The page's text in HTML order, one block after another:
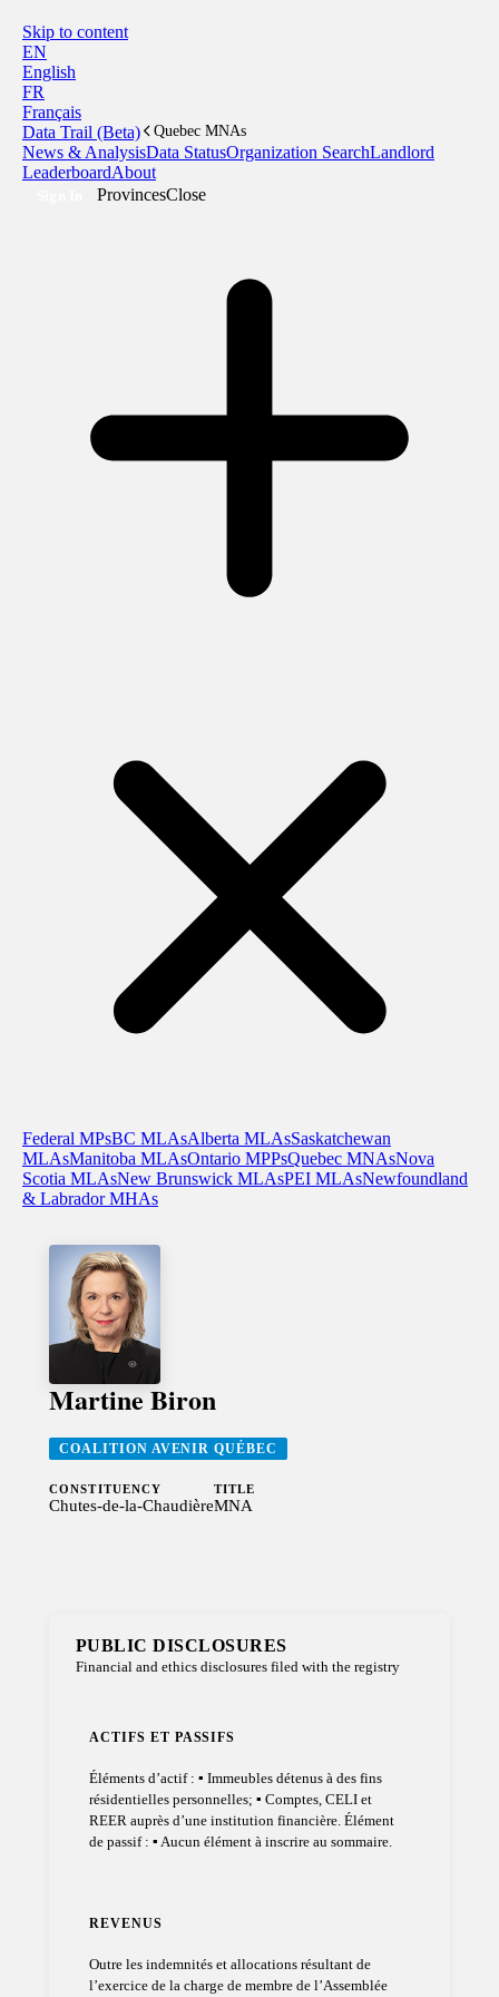
Skip to content
EN
English
FR
Français
Data Trail (Beta)
Quebec MNAs
News & AnalysisData StatusOrganization SearchLandlord
LeaderboardAbout
ProvincesClose
Federal MPsBC MLAsAlberta MLAsSaskatchewan
MLAsManitoba MLAsOntario MPPsQuebec MNAsNova
Scotia MLAsNew Brunswick MLAsPEI MLAsNewfoundland
& Labrador MHAs
Martine Biron
COALITION AVENIR QUÉBEC
CONSTITUENCY
Chutes-de-la-Chaudière
TITLE
MNA
PUBLIC DISCLOSURES
Financial and ethics disclosures filed with the registry
ACTIFS ET PASSIFS
Éléments d’actif : ▪ Immeubles détenus à des fins
résidentielles personnelles; ▪ Comptes, CELI et
REER auprès d’une institution financière. Élément
de passif : ▪ Aucun élément à inscrire au sommaire.
REVENUS
Outre les indemnités et allocations résultant de
l’exercice de la charge de membre de l’Assemblée